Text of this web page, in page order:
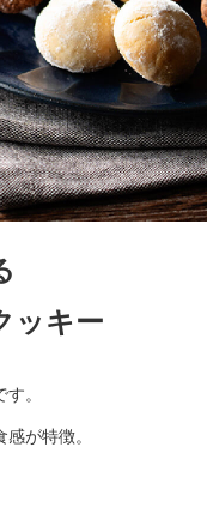
ッキー
。
が特徴。